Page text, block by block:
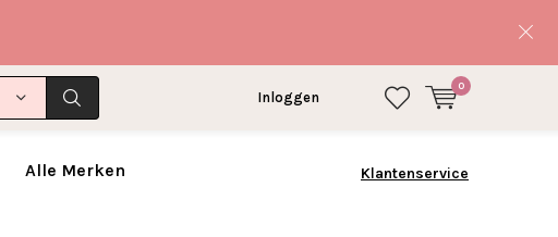
Inloggen
0
Alle Merken Klantenservice